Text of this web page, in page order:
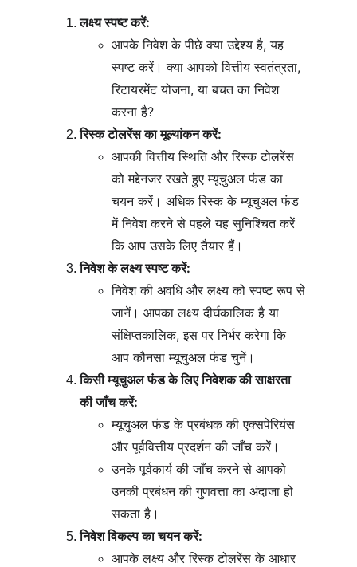
लक्ष्य स्पष्ट करें:
आपके निवेश के पीछे क्या उद्देश्य है, यह
स्पष्ट करें। क्या आपको वित्तीय स्वतंत्रता,
रिटायरमेंट योजना, या बचत का निवेश
करना है?
रिस्क टोलरेंस का मूल्यांकन करें:
आपकी वित्तीय स्थिति और रिस्क टोलरेंस
को मद्देनजर रखते हुए म्यूचुअल फंड का
चयन करें। अधिक रिस्क के म्यूचुअल फंड
में निवेश करने से पहले यह सुनिश्चित करें
कि आप उसके लिए तैयार हैं।
निवेश के लक्ष्य स्पष्ट करें:
निवेश की अवधि और लक्ष्य को स्पष्ट रूप से
जानें। आपका लक्ष्य दीर्घकालिक है या
संक्षिप्तकालिक, इस पर निर्भर करेगा कि
आप कौनसा म्यूचुअल फंड चुनें।
किसी म्यूचुअल फंड के लिए निवेशक की साक्षरता
की जाँच करें:
म्यूचुअल फंड के प्रबंधक की एक्सपेरियंस
और पूर्ववित्तीय प्रदर्शन की जाँच करें।
उनके पूर्वकार्य की जाँच करने से आपको
उनकी प्रबंधन की गुणवत्ता का अंदाजा हो
सकता है।
निवेश विकल्प का चयन करें:
आपके लक्ष्य और रिस्क टोलरेंस के आधार